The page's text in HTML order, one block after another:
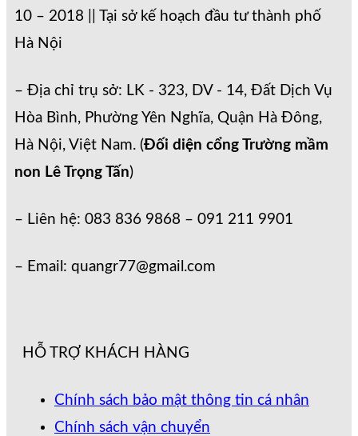
10 – 2018 || Tại sở kế hoạch đầu tư thành phố
Hà Nội
– Địa chỉ trụ sở: LK - 323, DV - 14, Đất Dịch Vụ
Hòa Bình, Phường Yên Nghĩa, Quận Hà Đông,
Hà Nội, Việt Nam. (Đối diện cổng Trường mầm
non Lê Trọng Tấn)
– Liên hệ: 083 836 9868 – 091 211 9901
– Email: quangr77@gmail.com
HỖ TRỢ KHÁCH HÀNG
Chính sách bảo mật thông tin cá nhân
Chính sách vận chuyển